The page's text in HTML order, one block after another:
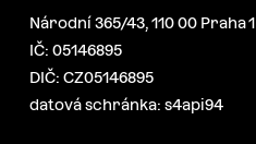
Národní 365/43, 110 00 Praha 1
IČ: 05146895
DIČ: CZ05146895
datová schránka: s4api94